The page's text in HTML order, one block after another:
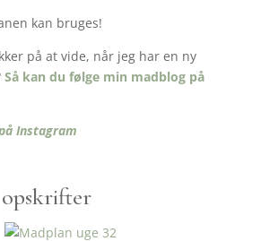
kan bruges!
på at vide, når jeg har en ny
Så kan du følge min madblog på
Instagram